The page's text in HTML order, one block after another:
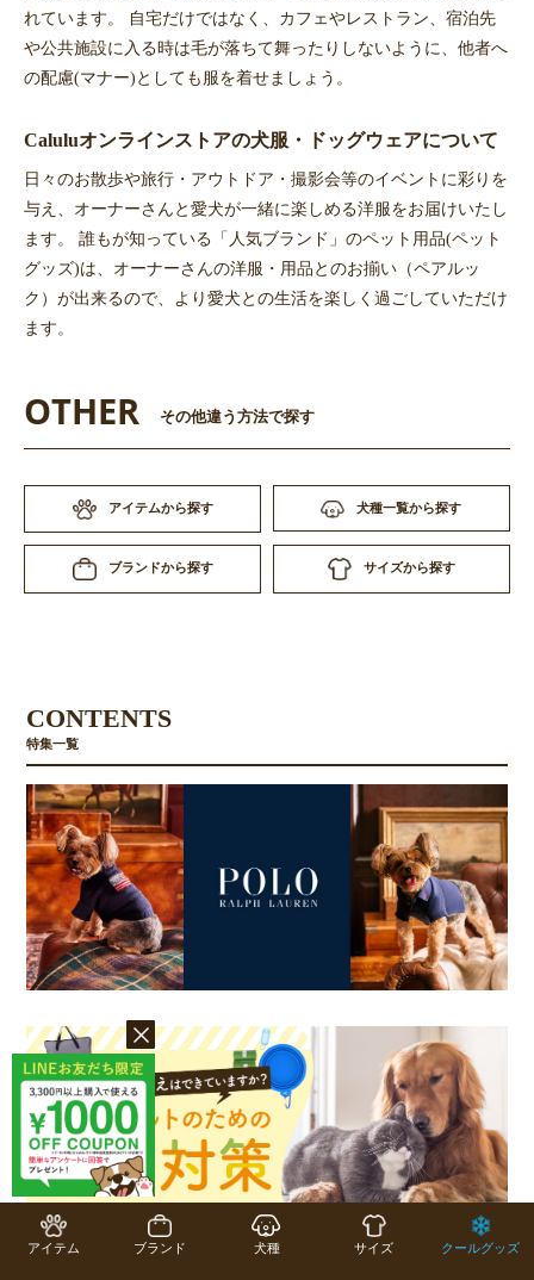
れています。 自宅だけではなく、カフェやレストラン、宿泊先
や公共施設に入る時は毛が落ちて舞ったりしないように、他者へ
の配慮(マナー)としても服を着せましょう。
Caluluオンラインストアの犬服・ドッグウェアについて
日々のお散歩や旅行・アウトドア・撮影会等のイベントに彩りを
与え、オーナーさんと愛犬が一緒に楽しめる洋服をお届けいたし
ます。 誰もが知っている「人気ブランド」のペット用品(ペット
グッズ)は、オーナーさんの洋服・用品とのお揃い（ペアルッ
ク）が出来るので、より愛犬との生活を楽しく過ごしていただけ
ます。
OTHER その他違う方法で探す
アイテムから探す 犬種一覧から探す
ブランドから探す サイズから探す
アイテム ブランド 犬種 サイズ クールグッズ
CONTENTS
特集一覧